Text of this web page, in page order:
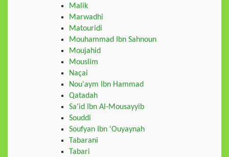
Malik
Marwadhi
Matouridi
Mouhammad Ibn Sahnoun
Moujahid
Mouslim
Naçai
Nou'aym Ibn Hammad
Qatadah
Sa'id Ibn Al-Mousayyib
Souddi
Soufyan Ibn 'Ouyaynah
Tabarani
Tabari